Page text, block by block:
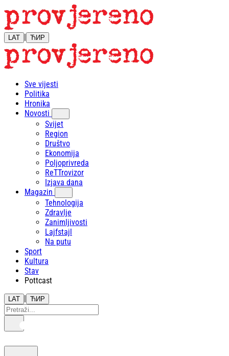
LAT | ЋИР
Sve vijesti
Politika
Hronika
Novosti
Svijet
Region
Društvo
Ekonomija
Poljoprivreda
ReTTrovizor
Izjava dana
Magazin
Tehnologija
Zdravlje
Zanimljivosti
Lajfstajl
Na putu
Sport
Kultura
Stav
Pottcast
LAT | ЋИР